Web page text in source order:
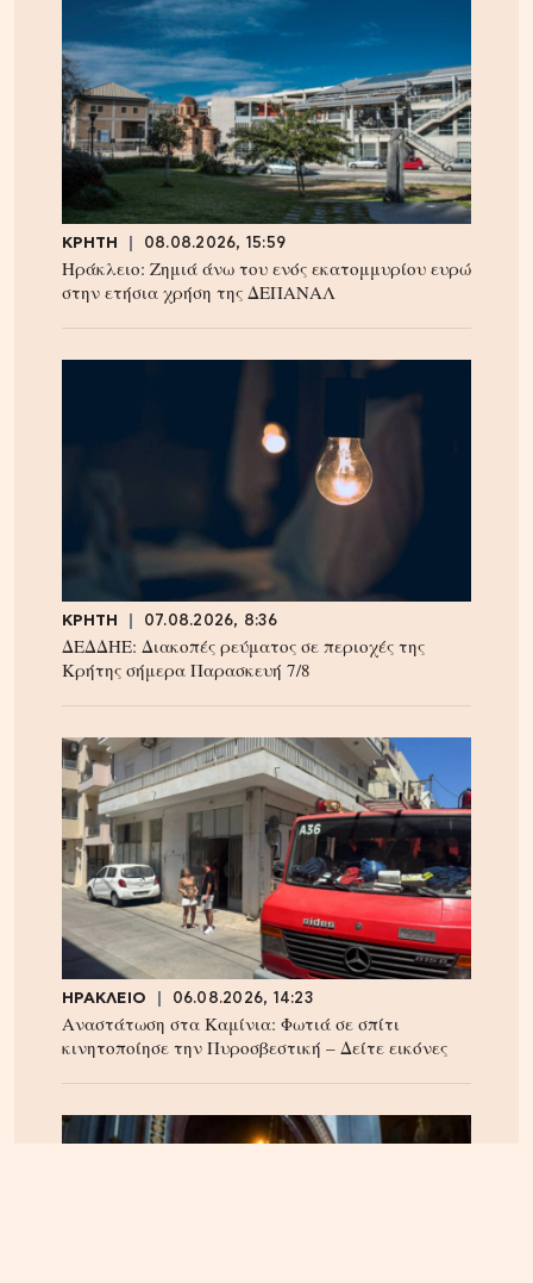
ΚΡΗΤΗ 08.08.2026, 15:59
Ηράκλειο: Ζημιά άνω του ενός εκατομμυρίου ευρώ
στην ετήσια χρήση της ΔΕΠΑΝΑΛ
ΚΡΗΤΗ 07.08.2026, 8:36
ΔΕΔΔΗΕ: Διακοπές ρεύματος σε περιοχές της
Κρήτης σήμερα Παρασκευή 7/8
ΗΡΑΚΛΕΙΟ 06.08.2026, 14:23
Αναστάτωση στα Καμίνια: Φωτιά σε σπίτι
κινητοποίησε την Πυροσβεστική – Δείτε εικόνες